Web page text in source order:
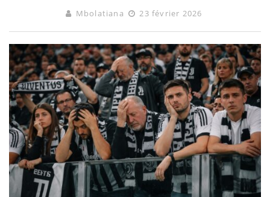
Mbolatiana 23 février 2026